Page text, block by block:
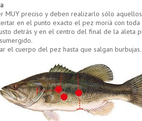
MUY preciso y deben realizarlo sólo
en el punto exacto el pez moriá con toda
detrás y en el centro del final de la aleta
el cuerpo del pez hasta que salgan burbujas.